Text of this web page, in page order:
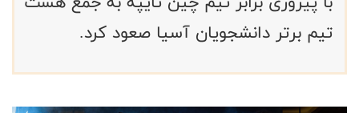
تیم برتر دانشجویان آسیا صعود کرد.